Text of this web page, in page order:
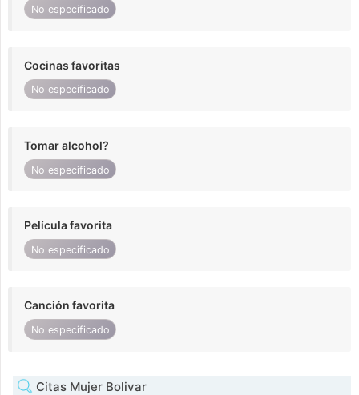
No especificado
Cocinas favoritas
No especificado
Tomar alcohol?
No especificado
Película favorita
No especificado
Canción favorita
No especificado
Citas Mujer Bolivar